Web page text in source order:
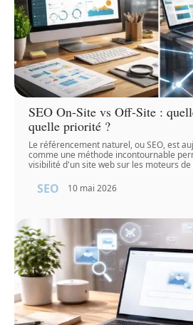
SEO On-Site vs Off-Site :
quelle priorité ?
Le référencement naturel, ou SEO, est
comme une méthode incontournable
visibilité d'un site web sur les moteurs
SEO 10 mai 2026